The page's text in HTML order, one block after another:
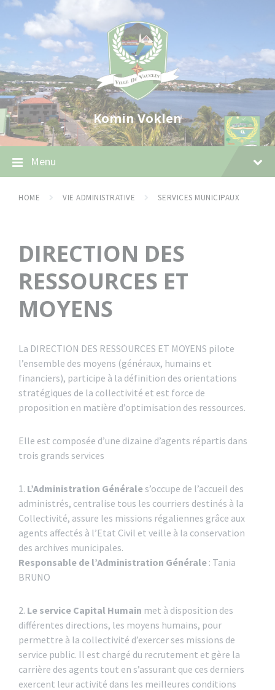
Skip
content
Skip
navigation
Skip
footer
Komin Voklen
Menu
HOME VIE ADMINISTRATIVE SERVICES MUNICIPAUX
DIRECTION DES
RESSOURCES ET
MOYENS
La DIRECTION DES RESSOURCES ET MOYENS pilote
l’ensemble des moyens (généraux, humains et
financiers), participe à la définition des orientations
stratégiques de la collectivité et est force de
proposition en matière d’optimisation des ressources.
Elle est composée d’une dizaine d’agents répartis dans
trois grands services
1. L’Administration Générales’occupe de l’accueil des
administrés, centralise tous les courriers destinés à la
Collectivité, assure les missions régaliennes grâce aux
agents affectés à l’Etat Civil et veille à la conservation
des archives municipales.
Responsable de l’Administration Générale : Tania
BRUNO
2. Le service Capital Humain met à disposition des
différentes directions, les moyens humains, pour
permettre à la collectivité d’exercer ses missions de
service public. Il est chargé du recrutement et gère la
carrière des agents tout en s’assurant que ces derniers
exercent leur activité dans les meilleures conditions